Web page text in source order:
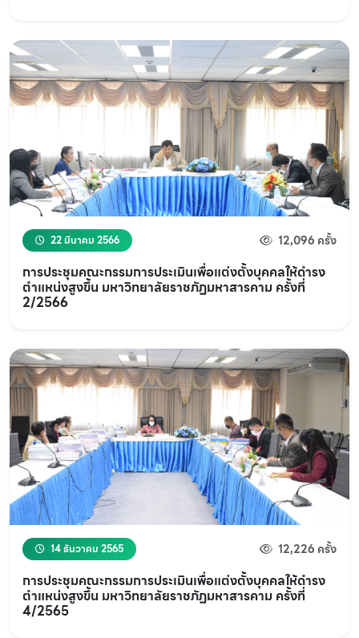
22 มีนาคม 2566 12,096 ครั้ง
การประชุมคณะกรรมการประเมินเพื่อแต่งตั้งบุคคลให้ดำรง
ตำแหน่งสูงขึ้น มหาวิทยาลัยราชภัฏมหาสารคาม ครั้งที่
2/2566
14 ธันวาคม 2565 12,226 ครั้ง
การประชุมคณะกรรมการประเมินเพื่อแต่งตั้งบุคคลให้ดำรง
ตำแหน่งสูงขึ้น มหาวิทยาลัยราชภัฏมหาสารคาม ครั้งที่
4/2565